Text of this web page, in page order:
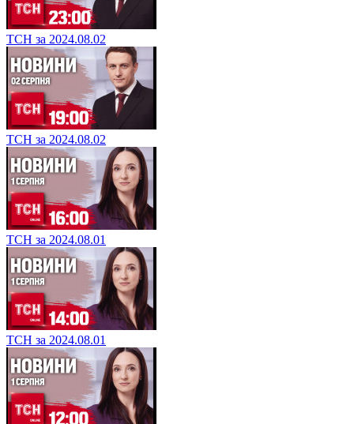
ТСН за 2024.08.02
ТСН за 2024.08.02
ТСН за 2024.08.01
ТСН за 2024.08.01